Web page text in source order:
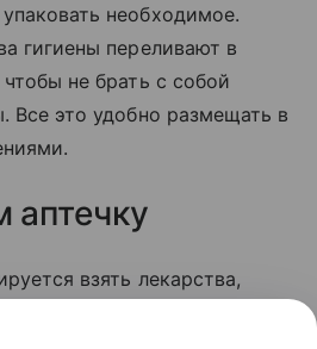
необходимое.
гигиены переливают в
не брать с собой
Все это удобно размещать в
взять лекарства,